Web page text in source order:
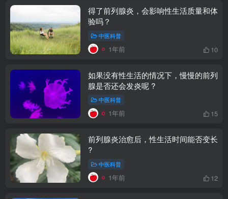
得了前列腺炎，会影响性生活质量和体
验吗？
中医科普
1年前 10
如果没有性生活的情况下，慢慢的前列
腺是否还会发炎呢 ?
中医科普
1年前 15
前列腺炎治愈后，性生活时间能否变长
?
中医科普
1年前 12